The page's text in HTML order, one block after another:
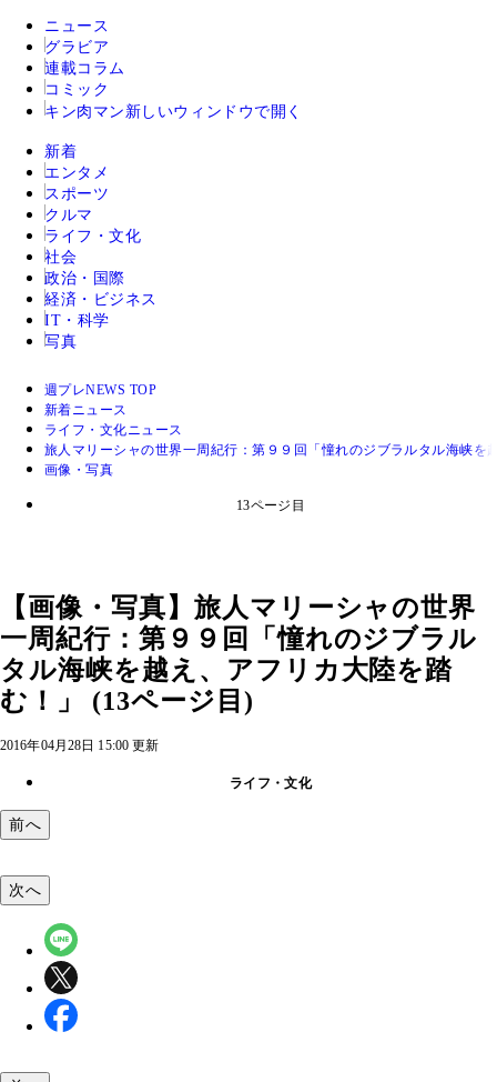
ニュース
グラビア
連載コラム
コミック
キン肉マン 新しいウィンドウで開く
新着
エンタメ
スポーツ
クルマ
ライフ・文化
社会
政治・国際
経済・ビジネス
IT・科学
写真
週プレNEWS TOP
新着ニュース
ライフ・文化ニュース
旅人マリーシャの世界一周紀行：第９９回「憧れのジブラルタル海峡を
画像・写真
13ページ目
【画像・写真】旅人マリーシャの世界
一周紀行：第９９回「憧れのジブラル
タル海峡を越え、アフリカ大陸を踏
む！」 (13ページ目)
2016年04月28日 15:00 更新
ライフ・文化
前へ
次へ